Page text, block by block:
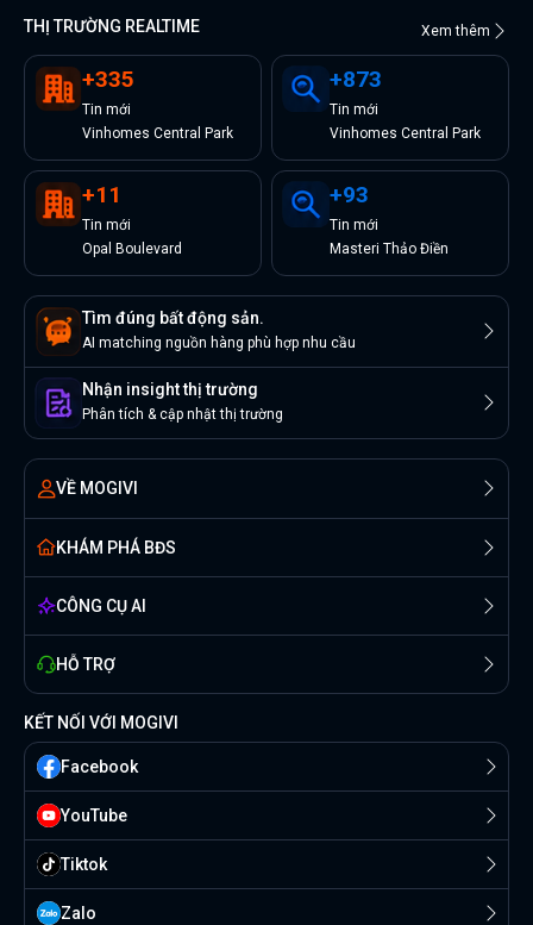
THỊ TRƯỜNG REALTIME Xem thêm
+335
Tin mới
Vinhomes Central Park
+873
Tin mới
Vinhomes Central Park
+11
Tin mới
Opal Boulevard
+93
Tin mới
Masteri Thảo Điền
Tìm đúng bất động sản.
AI matching nguồn hàng phù hợp nhu cầu
Nhận insight thị trường
Phân tích & cập nhật thị trường
VỀ MOGIVI
KHÁM PHÁ BĐS
CÔNG CỤ AI
HỖ TRỢ
KẾT NỐI VỚI MOGIVI
Facebook
YouTube
Tiktok
Zalo